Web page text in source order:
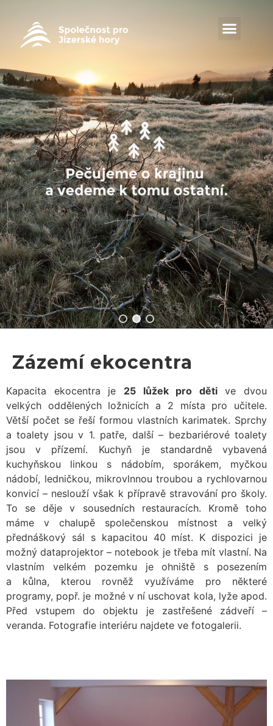
Zázemí ekocentra
Kapacita ekocentra je 25 lůžek pro dětive dvou
velkých oddělených ložnicích a 2 místa pro učitele.
Větší počet se řeší formou vlastních karimatek. Sprchy
a toalety jsou v 1. patře, další – bezbariérové toalety
jsou v přízemí. Kuchyň je standardně vybavená
kuchyňskou linkou s nádobím, sporákem, myčkou
nádobí, ledničkou, mikrovlnnou troubou a rychlovarnou
konvicí – neslouží však k přípravě stravování pro školy.
To se děje v sousedních restauracích. Kromě toho
máme v chalupě společenskou místnost a velký
přednáškový sál s kapacitou 40 míst. K dispozici je
možný dataprojektor – notebook je třeba mít vlastní. Na
vlastním velkém pozemku je ohniště s posezením
a kůlna, kterou rovněž využíváme pro některé
programy, popř. je možné v ní uschovat kola, lyže apod.
Před vstupem do objektu je zastřešené zádveří –
veranda. Fotografie interiéru najdete ve fotogalerii.